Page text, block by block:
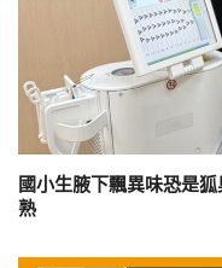
國小生腋下飄異味恐是
熟